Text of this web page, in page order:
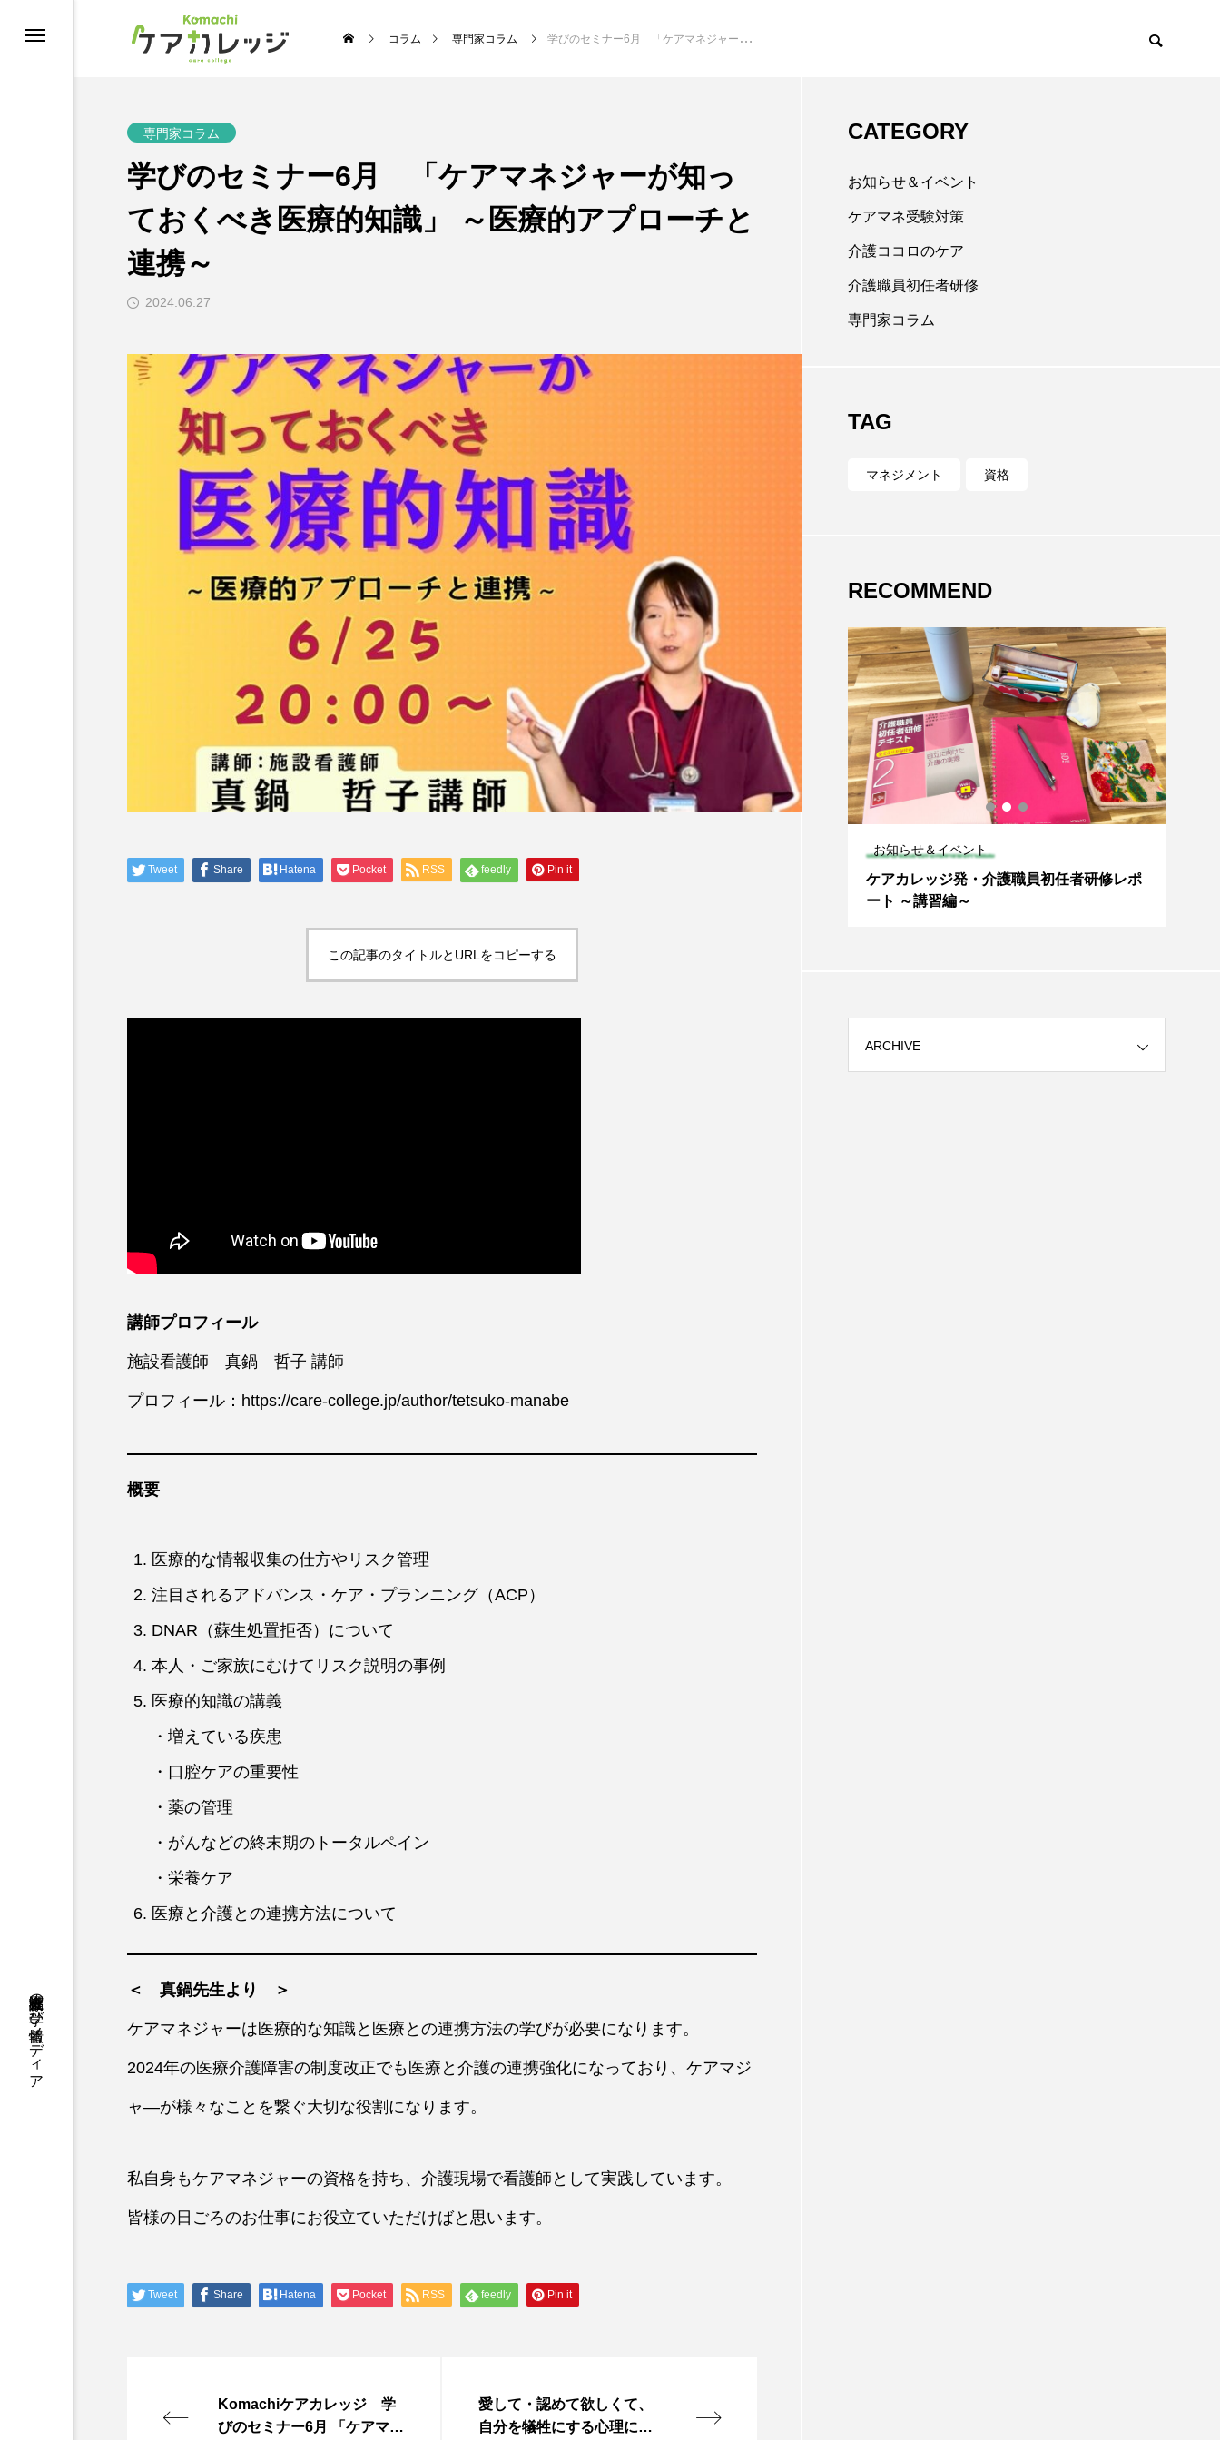
医療介護福祉の学び情報メディア
コラム 専門家コラム 学びのセミナー6月 「ケアマネジャーが知っておくべき医療的知識」 ～医療的アプローチと連携～
専門家コラム
学びのセミナー6月 「ケアマネジャーが知っ
ておくべき医療的知識」 ～医療的アプローチと
連携～
2024.06.27
Tweet Share Hatena Pocket RSS feedly Pin it
この記事のタイトルとURLをコピーする
講師プロフィール
施設看護師 真鍋 哲子 講師
プロフィール： https://care-college.jp/author/tetsuko-manabe
概要
医療的な情報収集の仕方やリスク管理
注目されるアドバンス・ケア・プランニング（ACP）
DNAR（蘇生処置拒否）について
本人・ご家族にむけてリスク説明の事例
医療的知識の講義
・増えている疾患
・口腔ケアの重要性
・薬の管理
・がんなどの終末期のトータルペイン
・栄養ケア
医療と介護との連携方法について
＜ 真鍋先生より ＞
ケアマネジャーは医療的な知識と医療との連携方法の学びが必要になります。
2024年の医療介護障害の制度改正でも医療と介護の連携強化になっており、ケアマジ
ャ―が様々なことを繋ぐ大切な役割になります。
私自身もケアマネジャーの資格を持ち、介護現場で看護師として実践しています。
皆様の日ごろのお仕事にお役立ていただけばと思います。
Tweet Share Hatena Pocket RSS feedly Pin it
Komachiケアカレッジ 学
びのセミナー6月 「ケアマネ
愛して・認めて欲しくて、
自分を犠牲にする心理につ
CATEGORY
お知らせ＆イベント
ケアマネ受験対策
介護ココロのケア
介護職員初任者研修
専門家コラム
TAG
マネジメント 資格
RECOMMEND
褥瘡・拘縮予防のための基礎知識～「なぜ
第26回ケアマネジャー本試験解答速報 問
お知らせ＆イベント
ケアカレッジ発・介護職員初任者研修レポ
ート ～講習編～
ARCHIVE